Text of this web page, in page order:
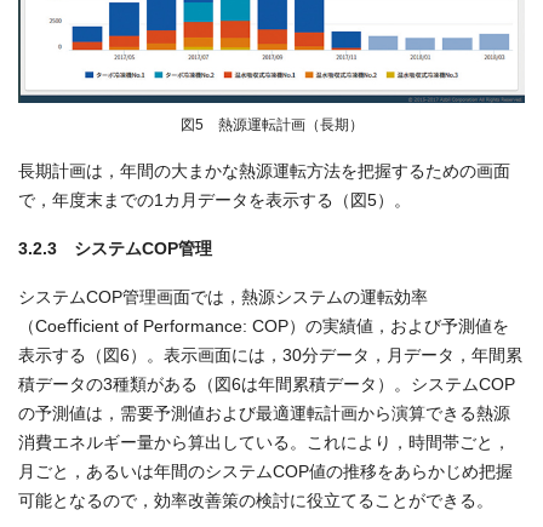
図5 熱源運転計画（長期）
長期計画は，年間の大まかな熱源運転方法を把握するための画面
で，年度末までの1カ月データを表示する（図5）。
3.2.3 システムCOP管理
システムCOP管理画面では，熱源システムの運転効率
（Coeﬃcient of Performance: COP）の実績値，および予測値を
表示する（図6）。表示画面には，30分データ，月データ，年間累
積データの3種類がある（図6は年間累積データ）。システムCOP
の予測値は，需要予測値および最適運転計画から演算できる熱源
消費エネルギー量から算出している。これにより，時間帯ごと，
月ごと，あるいは年間のシステムCOP値の推移をあらかじめ把握
可能となるので，効率改善策の検討に役立てることができる。